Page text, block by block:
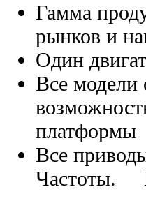
Гамма
рынков и
Один
Все модели
платформы
Все
Частоты.